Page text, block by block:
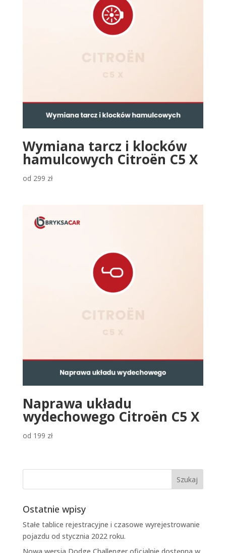
Wymiana tarcz i klocków
hamulcowych Citroën C5 X
od 299 zł
Naprawa układu
wydechowego Citroën C5 X
od 199 zł
Ostatnie wpisy
Stałe tablice rejestracyjne i czasowe wyrejestrowanie
pojazdu od stycznia 2022 roku.